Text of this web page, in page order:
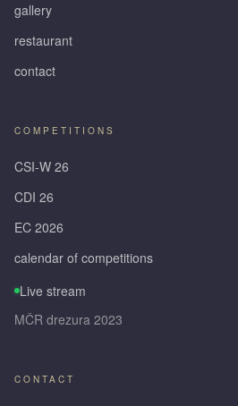
gallery
restaurant
contact
COMPETITIONS
CSI-W 26
CDI 26
EC 2026
calendar of competitions
Live stream
MČR drezura 2023
CONTACT